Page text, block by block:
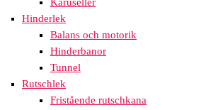
Karuseller
Hinderlek
Balans och motorik
Hinderbanor
Tunnel
Rutschlek
Fristående rutschkana